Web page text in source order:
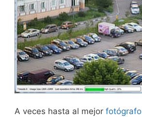
A veces hasta al mejor fotógrafo